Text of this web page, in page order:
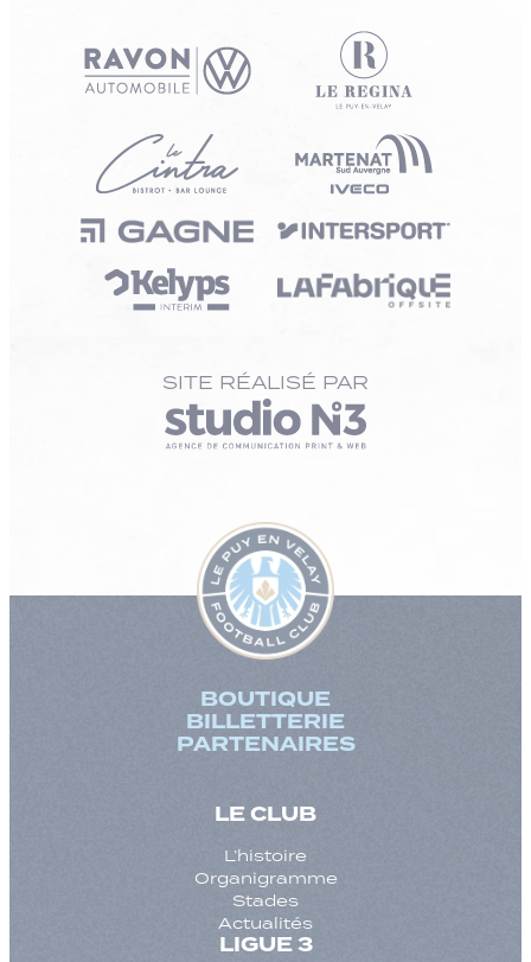
SITE RÉALISÉ PAR
BOUTIQUE
BILLETTERIE
PARTENAIRES
LE CLUB
L’histoire
Organigramme
Stades
Actualités
LIGUE 3